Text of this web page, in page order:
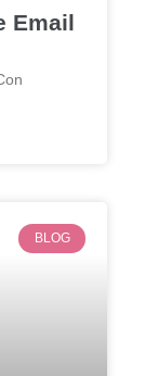
Email
BLOG